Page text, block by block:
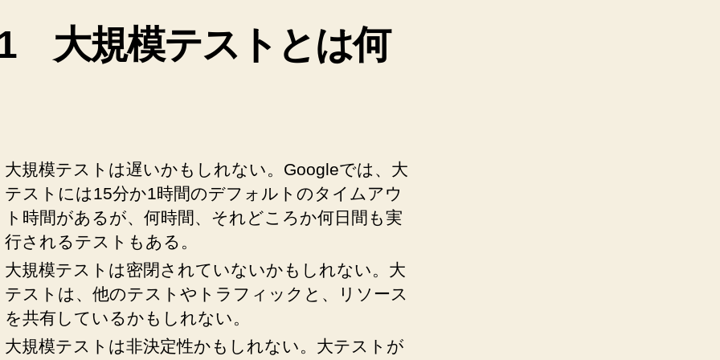
大規模テストとは何
大規模テストは遅いかもしれない。Googleでは、大
テストには15分か1時間のデフォルトのタイムアウ
ト時間があるが、何時間、それどころか何日間も実
行されるテストもある。
大規模テストは密閉されていないかもしれない。大
テストは、他のテストやトラフィックと、リソース
を共有しているかもしれない。
大規模テストは非決定性かもしれない。大テストが